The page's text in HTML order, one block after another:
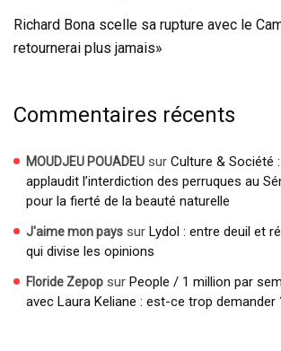
Richard Bona scelle sa rupture avec le
retournerai plus jamais»
Commentaires récents
MOUDJEU POUADEU sur Culture & Société
applaudit l’interdiction des perruques au
pour la fierté de la beauté naturelle
J'aime mon pays sur Lydol : entre deuil et
qui divise les opinions
Floride Zepop sur People / 1 million par
avec Laura Keliane : est-ce trop demander